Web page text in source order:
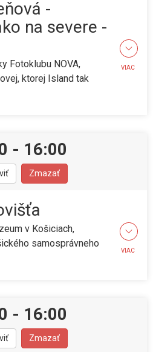
-
na severe -
Fotoklubu NOVA,
ktorej Island tak
VIAC
- 16:00
Zmazať
v Košiciach,
samosprávneho
VIAC
- 16:00
Zmazať